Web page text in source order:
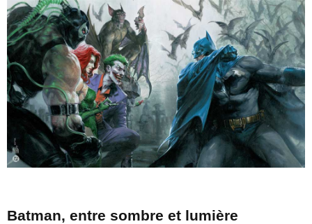
Batman, entre sombre et lumière